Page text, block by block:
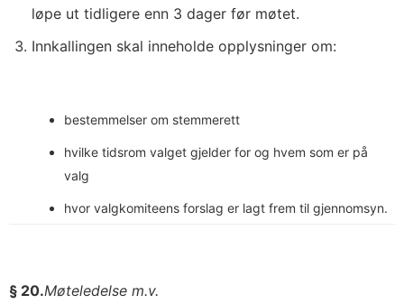
løpe ut tidligere enn 3 dager før møtet.
Innkallingen skal inneholde opplysninger om:
bestemmelser om stemmerett
hvilke tidsrom valget gjelder for og hvem som er på
valg
hvor valgkomiteens forslag er lagt frem til gjennomsyn.
§ 20.Møteledelse m.v.